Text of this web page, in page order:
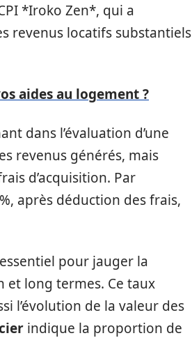
*Iroko Zen*, qui a
revenus locatifs substantiels
aides au logement ?
dans l’évaluation d’une
revenus générés, mais
d’acquisition. Par
après déduction des frais,
pour jauger la
et long termes. Ce taux
l’évolution de la valeur des
indique la proportion de